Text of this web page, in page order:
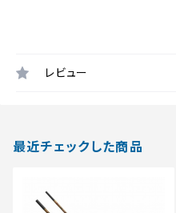
レビュー
最近チェックした商品